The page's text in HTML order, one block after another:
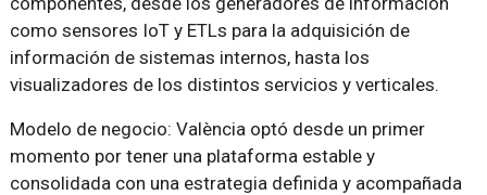
como sensores IoT y ETLs para la adquisición de
información de sistemas internos, hasta los
visualizadores de los distintos servicios y verticales.
Modelo de negocio: València optó desde un primer
momento por tener una plataforma estable y
consolidada con una estrategia definida y acompañada